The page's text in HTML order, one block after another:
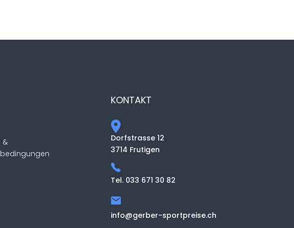
&
KONTAKT
Dorfstrasse 12
3714 Frutigen
Tel. 033 671 30 82
info@gerber-sportpreise.ch